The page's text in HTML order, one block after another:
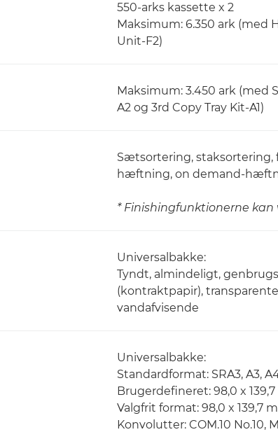
550-arks kassette x 2
Maksimum: 6.350 ark (med
Unit-F2)
Maksimum: 3.450 ark (med
A2 og 3rd Copy Tray Kit-A1)
Sætsortering,
hæftning, on demand-
* Finishingfunktionerne
Universalbakke:
Tyndt, almindeligt,
(kontraktpapir),
vandafvisende
Universalbakke:
Standardformat: SRA3, A3,
Brugerdefineret: 98,0 x
Valgfrit format: 98,0 x 139,7
Konvolutter: COM.10 No.10,